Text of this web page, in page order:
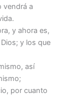
vendrá a
y ahora es,
y los que
así
por cuanto